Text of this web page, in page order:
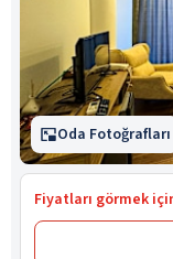
Oda Fotoğrafları
Fiyatları görmek